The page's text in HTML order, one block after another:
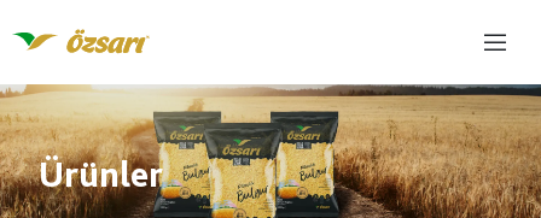
Ürünler